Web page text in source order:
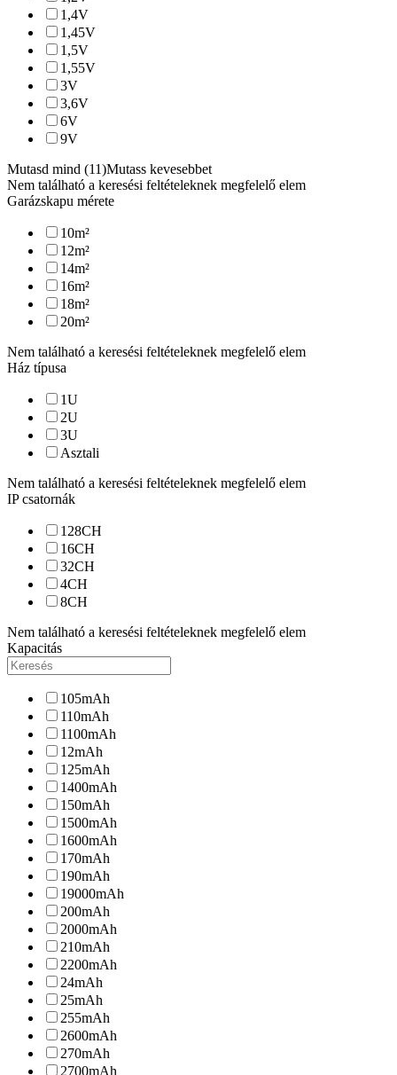
1,4V
1,45V
1,5V
1,55V
3V
3,6V
6V
9V
Mutasd mind (11)Mutass kevesebbet
Nem található a keresési feltételeknek megfelelő elem
Garázskapu mérete
10m²
12m²
14m²
16m²
18m²
20m²
Nem található a keresési feltételeknek megfelelő elem
Ház típusa
1U
2U
3U
Asztali
Nem található a keresési feltételeknek megfelelő elem
IP csatornák
128CH
16CH
32CH
4CH
8CH
Nem található a keresési feltételeknek megfelelő elem
Kapacitás
105mAh
110mAh
1100mAh
12mAh
125mAh
1400mAh
150mAh
1500mAh
1600mAh
170mAh
190mAh
19000mAh
200mAh
2000mAh
210mAh
2200mAh
24mAh
25mAh
255mAh
2600mAh
270mAh
2700mAh